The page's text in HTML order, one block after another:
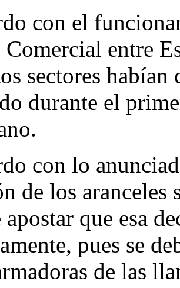
con el
entre
sectores
durante el
con lo
de los aranceles
apostar que esa
pues se
de las